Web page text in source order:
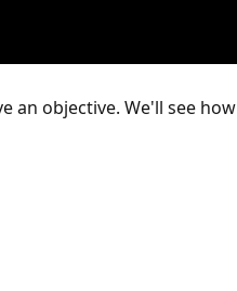
an objective. We'll see how